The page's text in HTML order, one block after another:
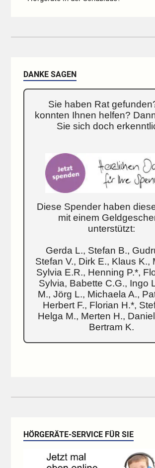
DANKE SAGEN
Sie haben Rat
konnten Ihnen helfen?
Sie sich doch
Diese Spender haben
mit einem
unterstützt:
Gerda L., Stefan B.,
Stefan V., Dirk E., Klaus K.,
Sylvia E.R., Henning P.*,
Sylvia, Babette C.G., Ingo
M., Jörg L., Michaela A.,
Herbert F., Florian H.*,
Helga M., Merten H.,
Bertram K.
HÖRGERÄTE-SERVICE FÜR SIE